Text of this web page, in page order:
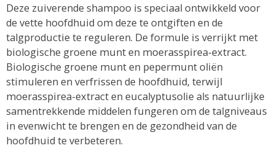
Deze zuiverende shampoo is speciaal ontwikkeld voor
de vette hoofdhuid om deze te ontgiften en de
talgproductie te reguleren. De formule is verrijkt met
biologische groene munt en moerasspirea-extract.
Biologische groene munt en pepermunt oliën
stimuleren en verfrissen de hoofdhuid, terwijl
moerasspirea-extract en eucalyptusolie als natuurlijke
samentrekkende middelen fungeren om de talgniveaus
in evenwicht te brengen en de gezondheid van de
hoofdhuid te verbeteren.